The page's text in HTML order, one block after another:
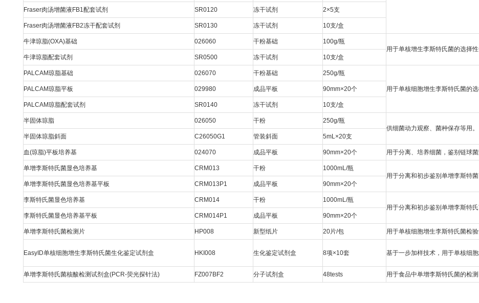
Fraser肉汤增菌液FB1配套试剂 SR0120 冻干试剂 2×5支
Fraser肉汤增菌液FB2冻干配套试剂 SR0130 冻干试剂 10支/盒
牛津琼脂(OXA)基础 026060 干粉基础
100g/瓶
用于单核增生李斯特氏菌的选择
牛津琼脂配套试剂
SR0500 冻干试剂 10支/盒
PALCAM琼脂基础 026070 干粉基础 250g/瓶
用于单核细胞增生李斯特氏菌的
PALCAM琼脂平板 029980 成品平板 90mm×20个
PALCAM琼脂配套试剂 SR0140 冻干试剂 10支/盒
半固体琼脂 026050 干粉
250g/瓶
供细菌动力观察、菌种保存等用。
半固体琼脂斜面
C26050G1 管装斜面 5mL×20支
血(琼脂)平板培养基 024070 成品平板 90mm×20个 用于分离、培养细菌，鉴别链球
单增李斯特氏菌显色培养基 CRM013 干粉
1000mL/瓶
用于分离和初步鉴别单增李斯特
单增李斯特氏菌显色培养基平板
CRM013P1 成品平板 90mm×20个
李斯特氏菌显色培养基 CRM014 干粉
1000mL/瓶
用于分离和初步鉴别单增李斯特
李斯特氏菌显色培养基平板
CRM014P1 成品平板 90mm×20个
单增李斯特氏菌检测片 HP008 新型纸片 20片/包 用于单核细胞增生李斯特氏菌检
EasyID单核细胞增生李斯特氏菌生化鉴定试剂盒 HKI008 生化鉴定试剂盒 8项×10套 基于一步加样技术，用于单核细
单增李斯特氏菌核酸检测试剂盒(PCR-荧光探针法) FZ007BF2 分子试剂盒 48tests 用于食品中单增李斯特氏菌的检